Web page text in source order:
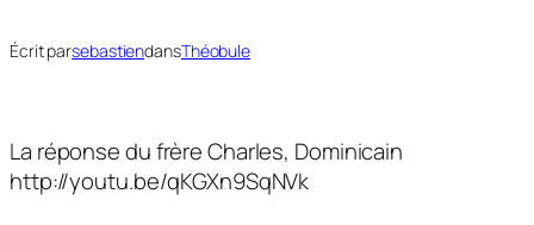
Écrit parsebastiendansThéobule
La réponse du frère Charles, Dominicain
http://youtu.be/qKGXn9SqNVk